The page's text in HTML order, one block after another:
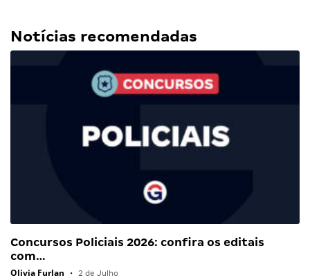
Notícias recomendadas
Concursos Policiais 2026: confira os editais
com…
Olivia Furlan • 2 de Julho